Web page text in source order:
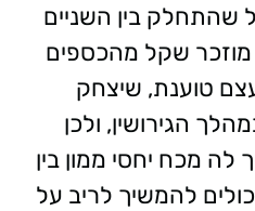
בין השניים
מוזכר שקל מהכספים
טוענת, שיצחק
הגירושין, ולכן
לה מכח יחסי ממון בין
להמשיך לריב על